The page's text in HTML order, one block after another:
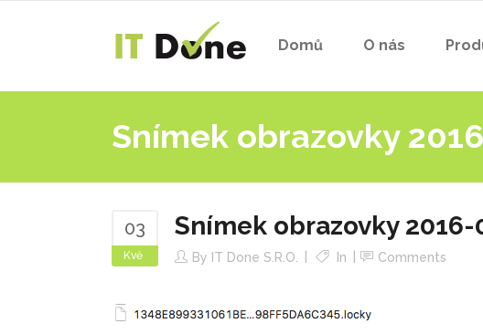
Domů O nás
Snímek obrazovky
03
Kvě
Snímek obrazovky 2016-
By IT Done S.r.o. In Comments